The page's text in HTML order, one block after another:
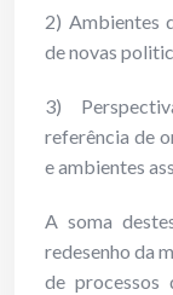
2) Ambientes
de novas
3)
referência de
e ambientes
A soma
redesenho da
de processos